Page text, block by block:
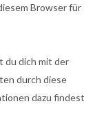
Browser für
du dich mit der
durch diese
dazu findest